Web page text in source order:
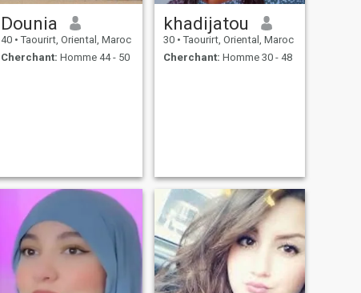
Dounia
40 • Taourirt, Oriental, Maroc
Cherchant: Homme 44 - 50
khadijatou
30 • Taourirt, Oriental, Maroc
Cherchant: Homme 30 - 48